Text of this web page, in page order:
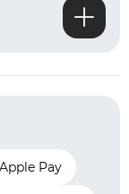
Apple Pay